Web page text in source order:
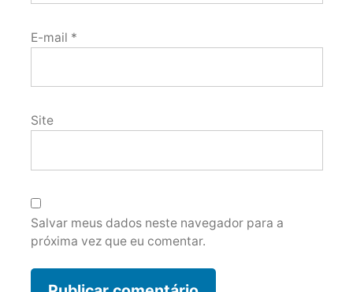
E-mail *
Site
Salvar meus dados neste navegador para a
próxima vez que eu comentar.